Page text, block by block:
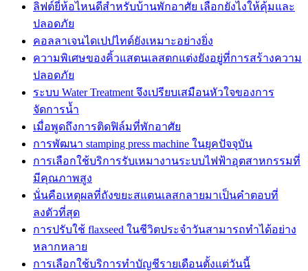
ลิฟต์ยี่ห้อไหนดีสำหรับบ้านพักอาศัย เลือกยังไงให้คุ้มและ
ปลอดภัย
คอลลาเจนไดเปปไทด์ยังเหมาะอย่างยิ่ง
ความพิเศษของคิ้วแสตนเลสตกแต่งยังอยู่ที่การสร้างความ
ปลอดภัย
ระบบ Water Treatment จึงเปรียบเสมือนหัวใจของการ
จัดการน้ำ
เมื่อพูดถึงการติดฟิล์มที่พักอาศัย
การพัฒนา stamping press machine ในยุคปัจจุบัน
การเลือกใช้บริการรับเหมางานระบบไฟฟ้าอุตสาหกรรมที่
มีคุณภาพสูง
นั่นคือเหตุผลที่ถังขยะสแตนเลสกลายมาเป็นคำตอบที่
ลงตัวที่สุด
การปรับใช้ flaxseed ในชีวิตประจำวันสามารถทำได้อย่าง
หลากหลาย
การเลือกใช้บริการทำบัญชีรายเดือนตั้งแต่วันนี้